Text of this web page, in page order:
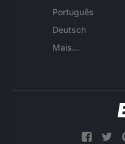
Português
Deutsch
Mais...